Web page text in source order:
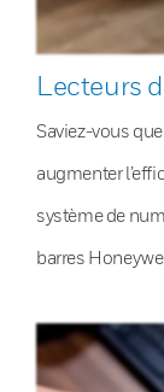
Lecteurs
Saviez-vous
augmenter
système de
barres